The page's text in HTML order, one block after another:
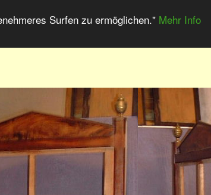
Surfen zu ermöglichen." Mehr Info